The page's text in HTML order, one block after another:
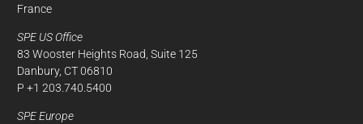
France
SPE US Office
83 Wooster Heights Road, Suite 125
Danbury, CT 06810
P +1 203.740.5400
SPE Europe